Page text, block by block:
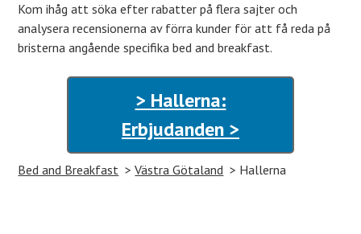
Kom ihåg att söka efter rabatter på flera sajter och
analysera recensionerna av förra kunder för att få reda på
bristerna angående specifika bed and breakfast.
> Hallerna:
Erbjudanden >
Bed and Breakfast Västra Götaland Hallerna